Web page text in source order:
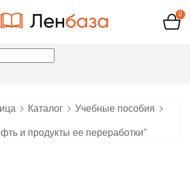
0
Каталог
Учебные пособия
и продукты ее переработки"